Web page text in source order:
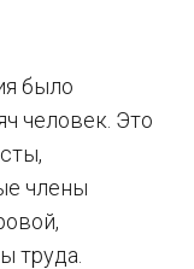
было
человек. Это
члены
труда.